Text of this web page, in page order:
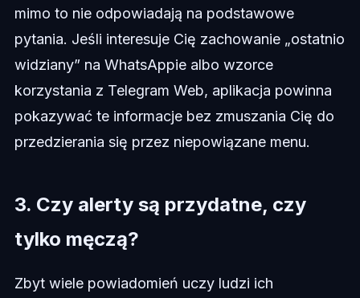
mimo to nie odpowiadają na podstawowe
pytania. Jeśli interesuje Cię zachowanie „ostatnio
widziany” na WhatsAppie albo wzorce
korzystania z Telegram Web, aplikacja powinna
pokazywać te informacje bez zmuszania Cię do
przedzierania się przez niepowiązane menu.
3. Czy alerty są przydatne, czy
tylko męczą?
Zbyt wiele powiadomień uczy ludzi ich